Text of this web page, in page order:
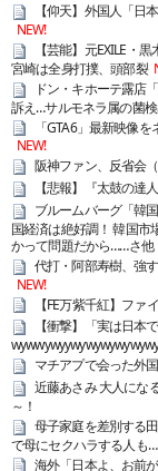
【仰天】外国人「日
NEW!
【芸能】元EXILE・
宮崎は全身打撲、頭部裂
ドン・キホーテ露店
訴え…サルモネラ属の菌
「GTA6」最新映像
NEW!
阪神ファン、反省会
【悲報】『太鼓の達
ブルームバーグ「韓
国経済は絶好調！ 韓国
かって問題だから……さ他
代打・阿部寿樹、強
NEW!
【FE万紫千紅】フ
【衝撃】「実は日本
マチアプで会った外
近藤あさみ 大人にな
～！
母子家庭を差別する
で母にセクハラする人も…
海外「日本よ、お前